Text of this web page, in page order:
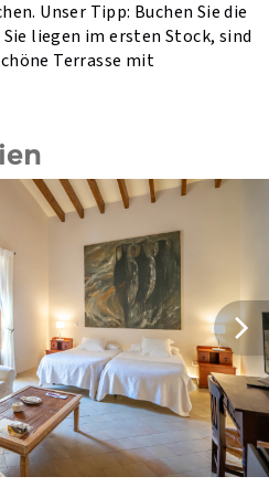
Unser Tipp: Buchen Sie die
liegen im ersten Stock, sind
Terrasse mit